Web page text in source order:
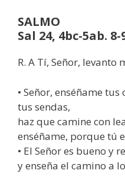
SALMO
Sal 24, 4bc-5ab. 8-
R. A Tí, Señor, levanto
• Señor, enséñame
tus sendas,
haz que camine con
enséñame, porque tú
• El Señor es bueno y
y enseña el camino a